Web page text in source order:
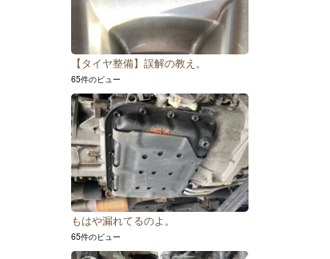
【タイヤ整備】誤解の教え。
65件のビュー
もはや漏れてるのよ。
65件のビュー